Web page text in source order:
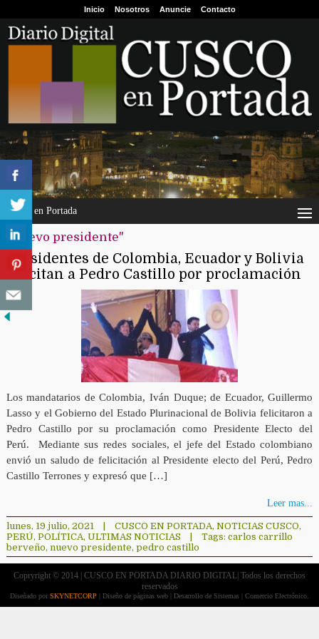
Inicio Nosotros Anuncie Contacto
Cusco en Portada
"nuevo presidente"
Presidentes de Colombia, Ecuador y Bolivia
felicitan a Pedro Castillo por proclamación
Los mandatarios de Colombia, Iván Duque; de Ecuador, Guillermo
Lasso y el Gobierno del Estado Plurinacional de Bolivia felicitaron a
Pedro Castillo por su proclamación como Presidente Electo del
Perú. Mediante sus redes sociales, el jefe del Estado colombiano
envió un saludo de felicitación al Presidente electo del Perú, Pedro
Castillo Terrones y expresó que […]
Leer mas...
lunes, 19 julio, 2021 CUSCO EN PORTADA, NOTICIAS CUSCO,
PERÚ, POLÍTICA, ULTIMAS NOTICIAS Tags: carlos carrillo
berveño, nuevo presidente, pedro castillo
Copryright © 2014 | CUSCO EN PORTADA DIARIO DIGITAL| Todos los derechos
reservados
Diseñado por SKYNETCORP | Diseño de páginas web | Desarrollo de Sistemas | Comercio Electrónico.